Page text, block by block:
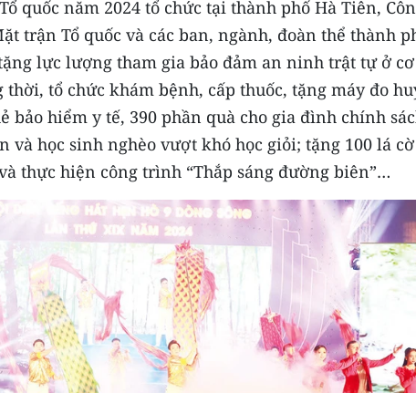
quốc năm 2024 tổ chức tại thành phố Hà Tiên,
trận Tổ quốc và các ban, ngành, đoàn thể thành
lực lượng tham gia bảo đảm an ninh trật tự ở
tổ chức khám bệnh, cấp thuốc, tặng máy đo
bảo hiểm y tế, 390 phần quà cho gia đình chính
và học sinh nghèo vượt khó học giỏi; tặng 100 lá cờ
thực hiện công trình “Thắp sáng đường biên”…